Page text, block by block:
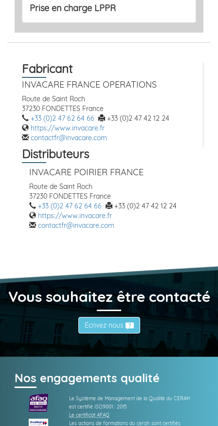
Prise en charge LPPR
Fabricant
INVACARE FRANCE OPERATIONS
Route de Saint Roch
37230 FONDETTES France
+33 (0)2 47 62 64 66
+33 (0)2 47 42 12 24
https://www.invacare.fr
contactfr@invacare.com
Distributeurs
INVACARE POIRIER FRANCE
Route de Saint Roch
37230 FONDETTES France
+33 (0)2 47 62 64 66
+33 (0)2 47 42 12 24
https://www.invacare.fr
contactfr@invacare.com
Vous souhaitez être contacté
Écrivez nous
Nos engagements qualité
Le Système de Management de la Qualité du CERAH
est certifié ISO9001 : 2015
Le certificat AFAQ
Les actions de formations du cerah sont certifiés